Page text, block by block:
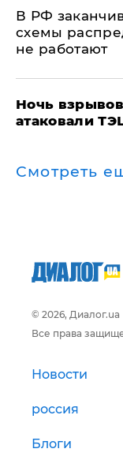
​В РФ
схемы
не работают
​Ночь
атаковали
Смотреть
© 2026, Диалог.ua
Все права
Новости
россия
Блоги